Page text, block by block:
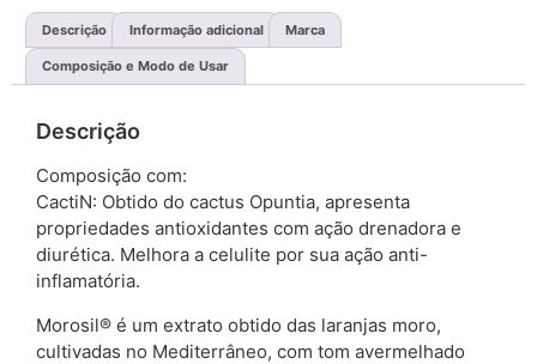
Descrição Informação adicional Marca
Composição e Modo de Usar
Descrição
Composição com:
CactiN: Obtido do cactus Opuntia, apresenta
propriedades antioxidantes com ação drenadora e
diurética. Melhora a celulite por sua ação anti-
inflamatória.
Morosil® é um extrato obtido das laranjas moro,
cultivadas no Mediterrâneo, com tom avermelhado